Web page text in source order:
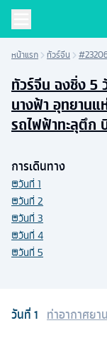
หน้าแรก ทัวร์จีน
ทัวร์จีน ฉงชิ่ง 5
นางฟ้า อุทยาน
รถไฟฟ้าทะลุตึก
วันที่1 ท่าอากาศย
การเดินทาง
วันที่ 1
วันที่ 2
วันที่ 3
วันที่ 4
วันที่ 5